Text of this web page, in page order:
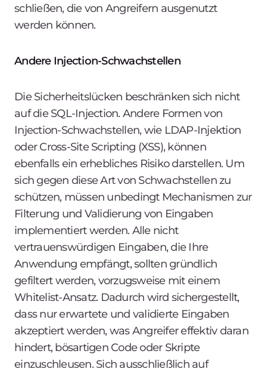
schließen, die von Angreifern ausgenutzt
werden können.
Andere Injection-Schwachstellen
Die Sicherheitslücken beschränken sich nicht
auf die SQL-Injection. Andere Formen von
Injection-Schwachstellen, wie LDAP-Injektion
oder Cross-Site Scripting (XSS), können
ebenfalls ein erhebliches Risiko darstellen. Um
sich gegen diese Art von Schwachstellen zu
schützen, müssen unbedingt Mechanismen zur
Filterung und Validierung von Eingaben
implementiert werden. Alle nicht
vertrauenswürdigen Eingaben, die Ihre
Anwendung empfängt, sollten gründlich
gefiltert werden, vorzugsweise mit einem
Whitelist-Ansatz. Dadurch wird sichergestellt,
dass nur erwartete und validierte Eingaben
akzeptiert werden, was Angreifer effektiv daran
hindert, bösartigen Code oder Skripte
einzuschleusen. Sich ausschließlich auf